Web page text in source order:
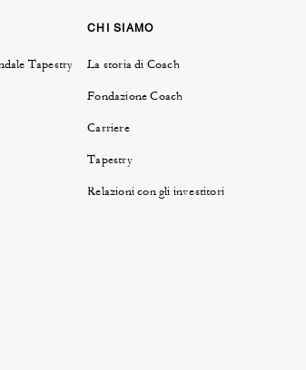
Tapestry
CHI SIAMO
La storia di Coach
Fondazione Coach
Carriere
Tapestry
Relazioni con gli investitori